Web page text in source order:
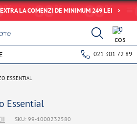
LA COMENZI DE MINIMUM 249 LEI
0
021 301 72 89
ESSENTIAL
Essential
SKU: 99-1000232580